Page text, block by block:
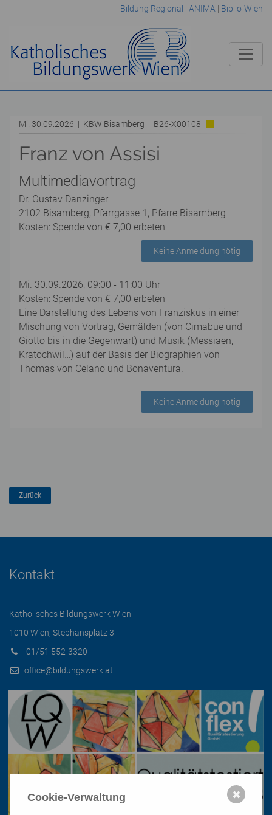
Bildung Regional | ANIMA | Biblio-Wien
Mi. 30.09.2026 | KBW Bisamberg | B26-X00108
Franz von Assisi
Multimediavortrag
Dr. Gustav Danzinger
2102 Bisamberg, Pfarrgasse 1, Pfarre Bisamberg
Kosten: Spende von € 7,00 erbeten
Keine Anmeldung nötig
Mi. 30.09.2026, 09:00 - 11:00 Uhr
Kosten: Spende von € 7,00 erbeten
Eine Darstellung des Lebens von Franziskus in einer
Mischung von Vortrag, Gemälden (von Cimabue und
Giotto bis in die Gegenwart) und Musik (Messiaen,
Kratochwil…) auf der Basis der Biographien von
Thomas von Celano und Bonaventura.
Keine Anmeldung nötig
Kontakt
Katholisches Bildungswerk Wien
1010 Wien, Stephansplatz 3
01/51 552-3320
office@bildungswerk.at
Cookie-Verwaltung ✖